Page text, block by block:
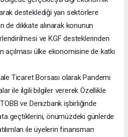
desteklediği yan sektörlere
de dikkate alınarak konunun
ve KGF desteklerinden
açılması ülke ekonomisine de katkı
Ticaret Borsası olarak Pandemi
ile ilgili bilgiler vererek Özellikle
ve Denizbank işbirliğinde
geçtiklerini, önümüzdeki günlerde
ile üyelerin finansman